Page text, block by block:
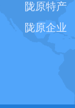
陇原特产
陇原企业